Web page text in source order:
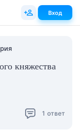
княжества
1 ответ
Вход